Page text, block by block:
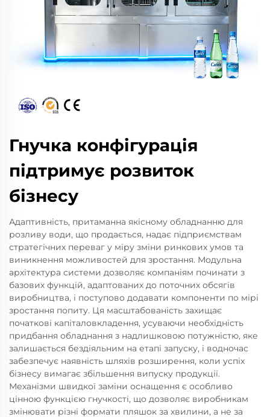
Гнучка конфігурація
підтримує розвиток
бізнесу
Адаптивність, притаманна якісному обладнанню для
розливу води, що продається, надає підприємствам
стратегічних переваг у міру зміни ринкових умов та
виникнення можливостей для зростання. Модульна
архітектура системи дозволяє компаніям починати з
базових функцій, адаптованих до поточних обсягів
виробництва, і поступово додавати компоненти по мірі
зростання попиту. Ця масштабованість захищає
початкові капіталовкладення, усуваючи необхідність
придбання обладнання з надлишковою потужністю, яке
залишається бездіяльним на етапі запуску, і водночас
забезпечує наявність шляхів розширення, коли успіх
бізнесу вимагає збільшення випуску продукції.
Механізми швидкої заміни оснащення є особливо
цінною функцією гнучкості, що дозволяє виробникам
змінювати різні формати пляшок за хвилини, а не за